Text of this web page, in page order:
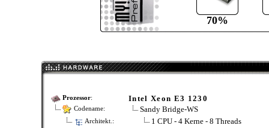
70%
Prozessor: Intel Xeon E3 1230
Codename: Sandy Bridge-WS
Architekt.: 1 CPU - 4 Kerne - 8 Threads